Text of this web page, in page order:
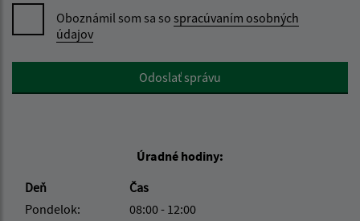
Oboznámil som sa so spracúvaním osobných
údajov
Google reCaptcha ResponseOdoslať správu
Úradné hodiny:
Deň
Čas
Pondelok:
08:00 - 12:00